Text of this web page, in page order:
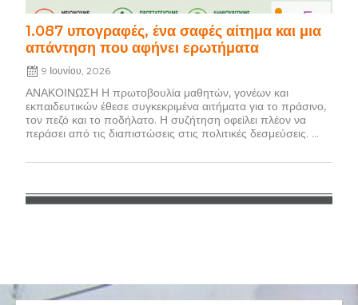
1.087 υπογραφές, ένα σαφές αίτημα και μια
απάντηση που αφήνει ερωτήματα
9 Ιουνίου, 2026
ΑΝΑΚΟΙΝΩΣΗ Η πρωτοβουλία μαθητών, γονέων και
εκπαιδευτικών έθεσε συγκεκριμένα αιτήματα για το πράσινο,
τον πεζό και το ποδήλατο. Η συζήτηση οφείλει πλέον να
περάσει από τις διαπιστώσεις στις πολιτικές δεσμεύσεις. ...